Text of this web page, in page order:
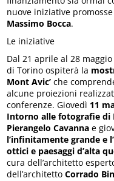
nuove iniziative
Massimo Bocca.
Le iniziative
Dal 21 aprile al 28
di Torino ospiterà la
Mont Avic’ che
alcune proiezioni
conferenze. Giovedì 11
Intorno alle fotografie di
Pierangelo Cavanna e
l’infinitamente grande e
ottici e paesaggi d’alta
cura dell’architetto
dell’architettoCorrado